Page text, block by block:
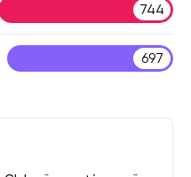
744
697